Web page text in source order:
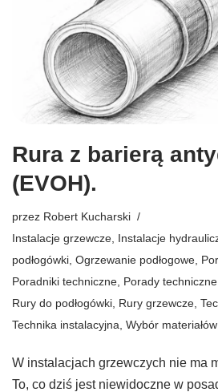
Rura z barierą
(EVOH).
przez Robert Kucharski
Instalacje grzewcze Instalacje
podłogówki Ogrzewanie podłogowe
Poradniki techniczne Porady techniczne
Rury do podłogówki Rury grzewcze
Technika instalacyjna Wybór
W instalacjach grzewczych nie ma
To, co dziś jest niewidoczne w